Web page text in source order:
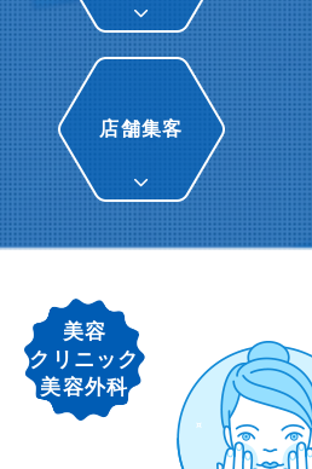
店舗集客
美容
クリニック
美容外科